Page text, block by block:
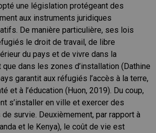
une législation protégeant des
aux instruments juridiques
De manière particulière, ses lois
le droit de travail, de libre
du pays et de vivre dans la
dans les zones d’installation (Dathine
garantit aux réfugiés l’accès à la terre,
et à l’éducation (Huon, 2019). Du coup,
s’installer en ville et exercer des
survie. Deuxièmement, par rapport à
et le Kenya), le coût de vie est